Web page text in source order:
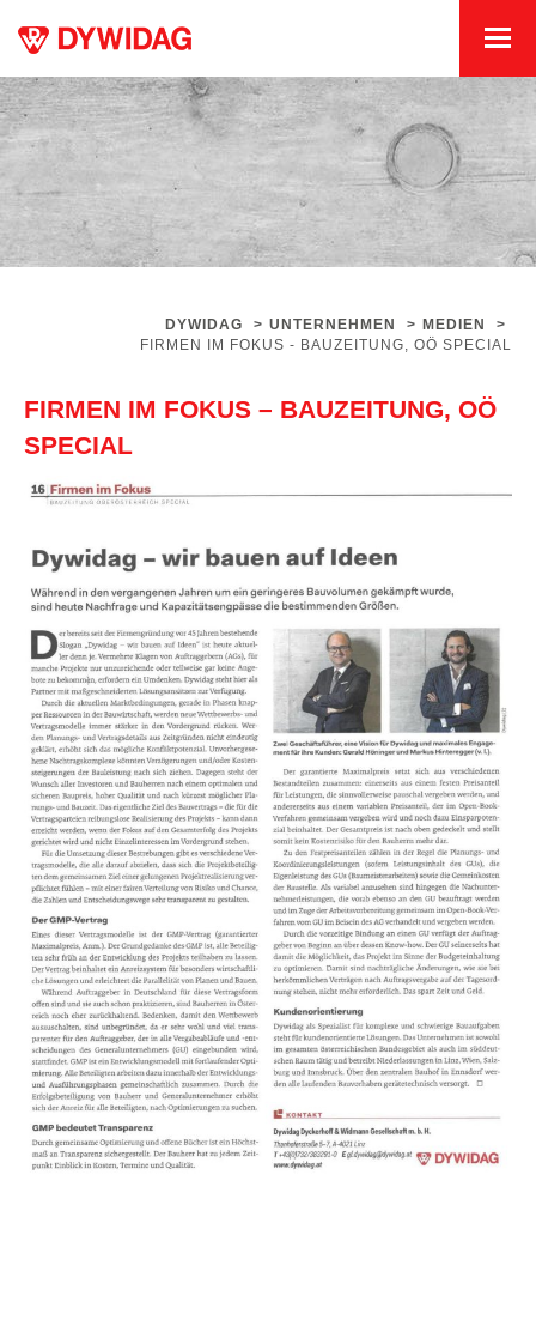
DYWIDAG > UNTERNEHMEN > MEDIEN
>
FIRMEN IM FOKUS - BAUZEITUNG, OÖ SPECIAL
FIRMEN IM FOKUS – BAUZEITUNG, OÖ
SPECIAL